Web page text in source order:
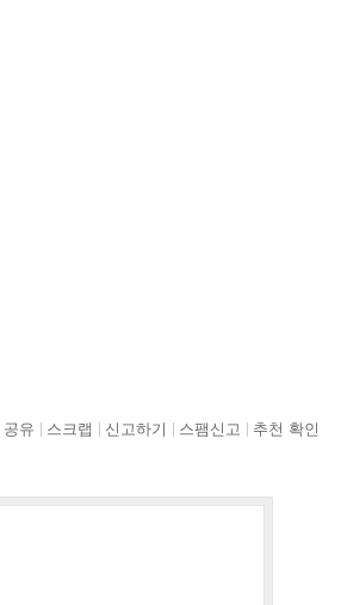
공유 스크랩 신고하기 스팸신고 추천 확인